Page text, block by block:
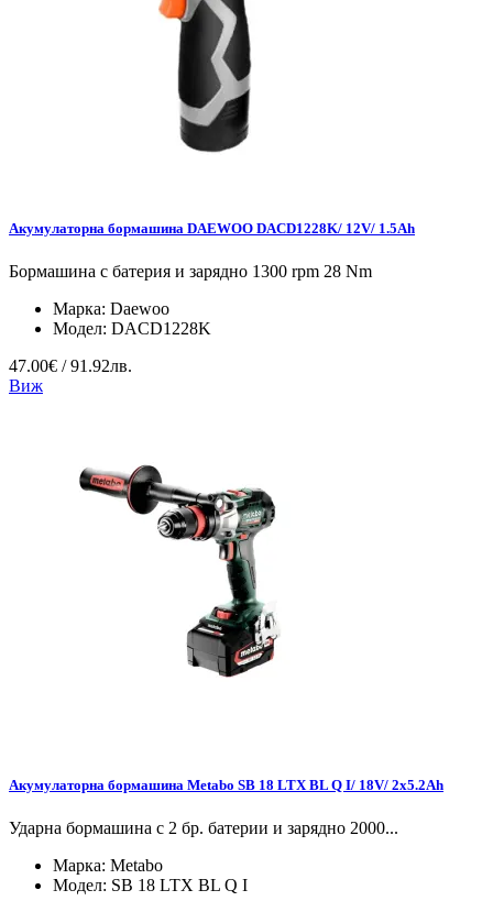
Акумулаторна бормашина DAEWOO DACD1228K/ 12V/ 1.5Ah
Бормашина с батерия и зарядно 1300 rpm 28 Nm
Марка: Daewoo
Модел: DACD1228K
47.00€ / 91.92лв.
Виж
Акумулаторна бормашина Metabo SB 18 LTX BL Q I/ 18V/ 2x5.2Ah
Ударна бормашина с 2 бр. батерии и зарядно 2000...
Марка: Metabo
Модел: SB 18 LTX BL Q I